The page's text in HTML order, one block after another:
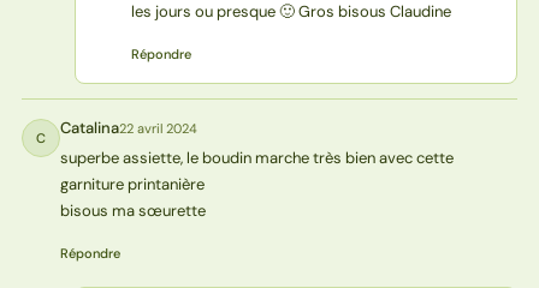
les jours ou presque 🙂 Gros bisous Claudine
Répondre
C Catalina22 avril 2024
superbe assiette, le boudin marche très bien avec cette
garniture printanière
bisous ma sœurette
Répondre